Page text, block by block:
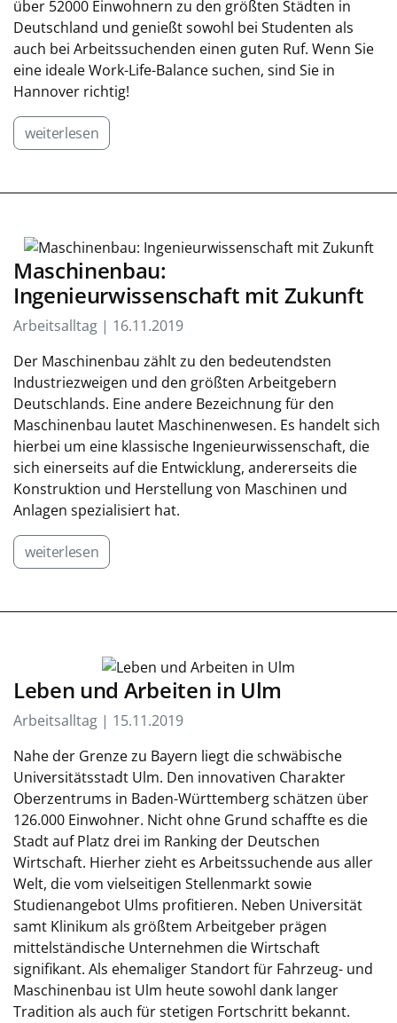
über 52000 Einwohnern zu den größten Städten in
Deutschland und genießt sowohl bei Studenten als
auch bei Arbeitssuchenden einen guten Ruf. Wenn Sie
eine ideale Work-Life-Balance suchen, sind Sie in
Hannover richtig!
weiterlesen
Maschinenbau:
Ingenieurwissenschaft mit Zukunft
Arbeitsalltag | 16.11.2019
Der Maschinenbau zählt zu den bedeutendsten
Industriezweigen und den größten Arbeitgebern
Deutschlands. Eine andere Bezeichnung für den
Maschinenbau lautet Maschinenwesen. Es handelt sich
hierbei um eine klassische Ingenieurwissenschaft, die
sich einerseits auf die Entwicklung, andererseits die
Konstruktion und Herstellung von Maschinen und
Anlagen spezialisiert hat.
weiterlesen
Leben und Arbeiten in Ulm
Arbeitsalltag | 15.11.2019
Nahe der Grenze zu Bayern liegt die schwäbische
Universitätsstadt Ulm. Den innovativen Charakter
Oberzentrums in Baden-Württemberg schätzen über
126.000 Einwohner. Nicht ohne Grund schaffte es die
Stadt auf Platz drei im Ranking der Deutschen
Wirtschaft. Hierher zieht es Arbeitssuchende aus aller
Welt, die vom vielseitigen Stellenmarkt sowie
Studienangebot Ulms profitieren. Neben Universität
samt Klinikum als größtem Arbeitgeber prägen
mittelständische Unternehmen die Wirtschaft
signifikant. Als ehemaliger Standort für Fahrzeug- und
Maschinenbau ist Ulm heute sowohl dank langer
Tradition als auch für stetigen Fortschritt bekannt.